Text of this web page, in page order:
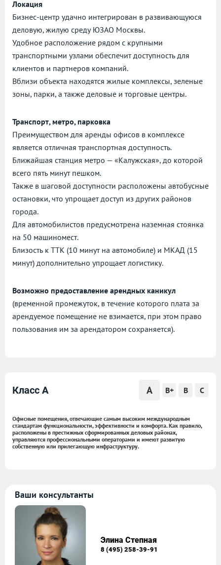
Локация
Бизнес-центр удачно интегрирован в развивающуюся
деловую, жилую среду ЮЗАО Москвы.
Удобное расположение рядом с крупными
транспортными узлами обеспечит доступность для
клиентов и партнеров компаний.
Вблизи объекта находятся жилые комплексы, зеленые
зоны, парки, а также деловые и торговые центры.
Транспорт, метро, парковка
Преимуществом для аренды офисов в комплексе
является отличная транспортная доступность.
Ближайшая станция метро — «Калужская», до которой
всего пять минут пешком.
Также в шаговой доступности расположены автобусные
остановки, что упрощает доступ из других районов
города.
Для автомобилистов предусмотрена наземная стоянка
на 50 машиномест.
Близость к ТТК (10 минут на автомобиле) и МКАД (15
минут) дополнительно упрощает логистику.
Возможно предоставление арендных каникул
(временной промежуток, в течение которого плата за
арендуемое помещение не взимается, при этом право
пользования им за арендатором сохраняется).
Класс A A B+ B C
Офисные помещения, отвечающие самым высоким международным
стандартам функциональности, эффективности и комфорта. Как правило,
расположены в престижных сформированных деловых районах,
управляются профессиональными операторами и имеют развитую
собственную или прилегающую инфраструктуру.
Ваши консультанты
Элина Степная
8 (495) 258-39-91